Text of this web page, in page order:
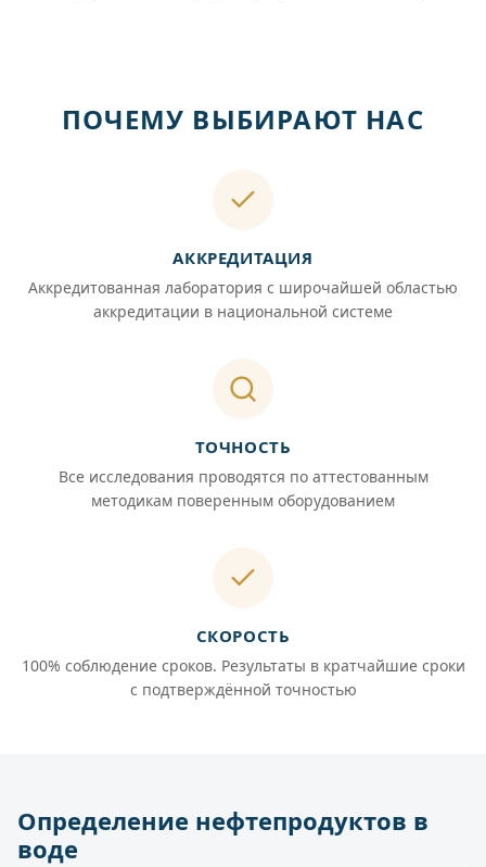
ПОЧЕМУ ВЫБИРАЮТ НАС
АККРЕДИТАЦИЯ
Аккредитованная лаборатория с широчайшей областью
аккредитации в национальной системе
ТОЧНОСТЬ
Все исследования проводятся по аттестованным
методикам поверенным оборудованием
СКОРОСТЬ
100% соблюдение сроков. Результаты в кратчайшие сроки
с подтверждённой точностью
Определение нефтепродуктов в
воде